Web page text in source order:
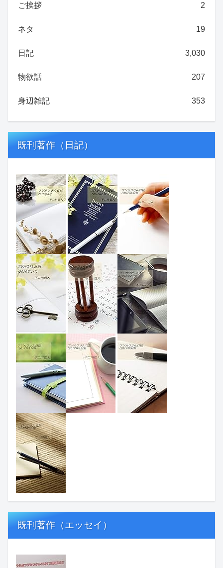
ご挨拶 2
ネタ 19
日記 3,030
物欲話 207
身辺雑記 353
既刊著作（日記）
既刊著作（エッセイ）